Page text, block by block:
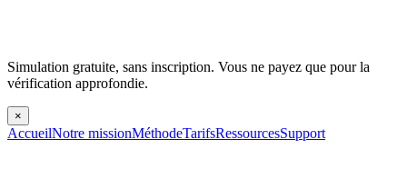
Simulation gratuite, sans inscription. Vous ne payez que pour la
vérification approfondie.
×
AccueilNotre missionMéthodeTarifsRessourcesSupport